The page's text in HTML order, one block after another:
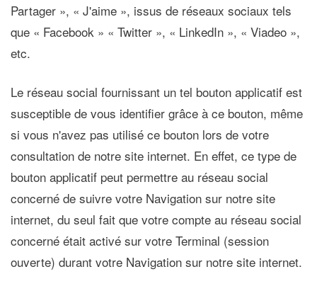
Partager », « J'aime », issus de réseaux sociaux tels
que « Facebook » « Twitter », « LinkedIn », « Viadeo »,
etc.
Le réseau social fournissant un tel bouton applicatif est
susceptible de vous identifier grâce à ce bouton, même
si vous n'avez pas utilisé ce bouton lors de votre
consultation de notre site internet. En effet, ce type de
bouton applicatif peut permettre au réseau social
concerné de suivre votre Navigation sur notre site
internet, du seul fait que votre compte au réseau social
concerné était activé sur votre Terminal (session
ouverte) durant votre Navigation sur notre site internet.